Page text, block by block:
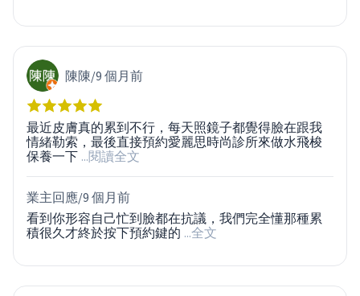
陳陳/9 個月前
最近皮膚真的累到不行，每天照鏡子都覺得臉在跟我
情緒勒索，最後直接預約愛麗思時尚診所來做水飛梭
保養一下 ...閱讀全文
業主回應/9 個月前
看到你形容自己忙到臉都在抗議，我們完全懂那種累
積很久才終於按下預約鍵的 ...全文